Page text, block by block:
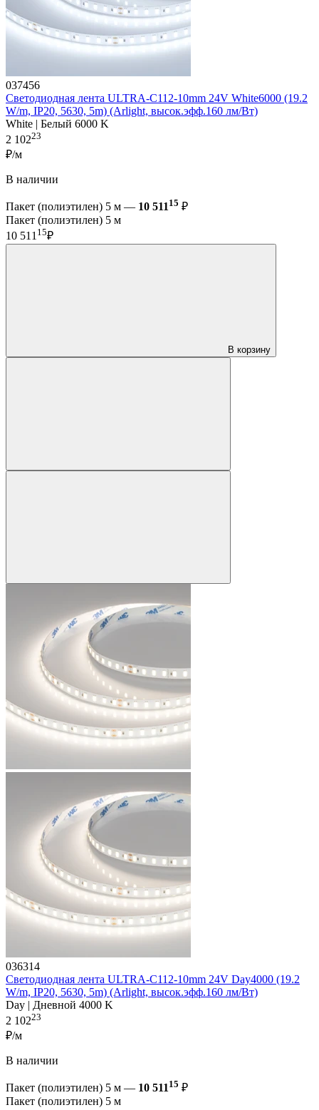
037456
Светодиодная лента ULTRA-C112-10mm 24V White6000 (19.2
W/m, IP20, 5630, 5m) (Arlight, высок.эфф.160 лм/Вт)
White | Белый 6000 K
2 10223
₽/м
В наличии
Пакет (полиэтилен) 5 м — 10 51115 ₽
Пакет (полиэтилен) 5 м
10 51115₽
В корзину
036314
Светодиодная лента ULTRA-C112-10mm 24V Day4000 (19.2
W/m, IP20, 5630, 5m) (Arlight, высок.эфф.160 лм/Вт)
Day | Дневной 4000 K
2 10223
₽/м
В наличии
Пакет (полиэтилен) 5 м — 10 51115 ₽
Пакет (полиэтилен) 5 м